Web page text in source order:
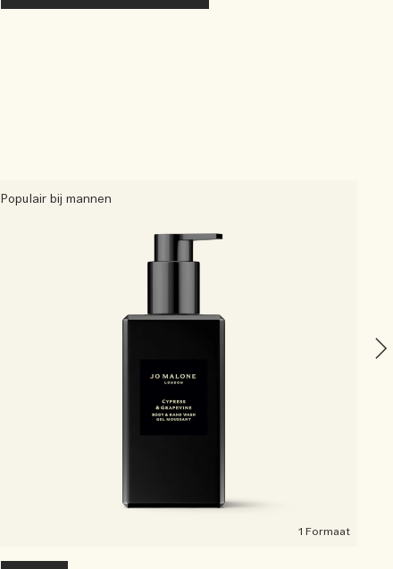
Populair bij mannen
1 Formaat